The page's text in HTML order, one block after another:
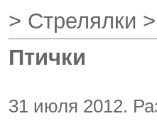
> Стрелялки >
Птички
31 июля 2012.